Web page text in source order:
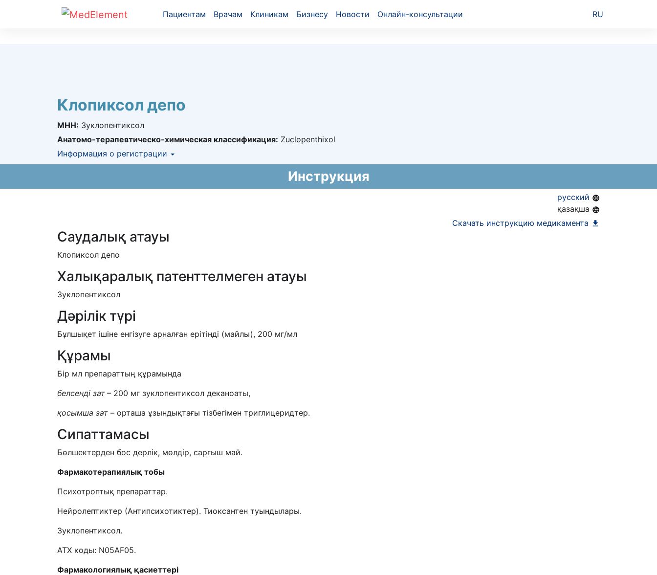
Пациентам Врачам Клиникам Бизнесу Новости Онлайн-консультации RU
Клопиксол депо
МНН: Зуклопентиксол
Анатомо-терапевтическо-химическая классификация: Zuclopenthixol
Информация о регистрации
Инструкция
русский
қазақша
Скачать инструкцию медикамента
Саудалық атауы
Клопиксол депо
Халықаралық патенттелмеген атауы
Зуклопентиксол
Дәрілік түрі
Бұлшықет ішіне енгізуге арналған ерітінді (майлы), 200 мг/мл
Құрамы
Бір мл препараттың құрамында
белсенді зат – 200 мг зуклопентиксол деканоаты,
қосымша зат – орташа ұзындықтағы тізбегімен триглицеридтер.
Сипаттамасы
Бөлшектерден бос дерлік, мөлдір, сарғыш май.
Фармакотерапиялық тобы
Психотроптық препараттар.
Нейролептиктер (Антипсихотиктер). Тиоксантен туындылары.
Зуклопентиксол.
АТХ коды: N05AF05.
Фармакологиялық қасиеттері